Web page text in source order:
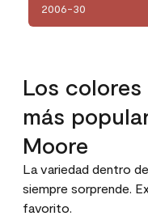
2006-30
Los
más
Moore
La variedad dentro
siempre sorprende.
favorito.